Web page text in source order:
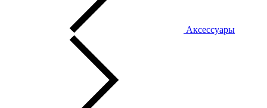
Аксессуары